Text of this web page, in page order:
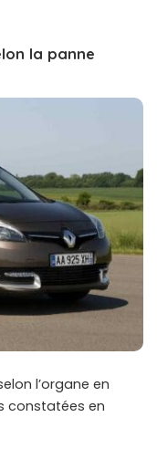
la panne
l’organe en
constatées en